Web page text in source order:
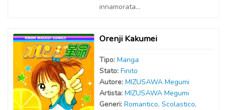
innamorata...
Orenji Kakumei
Tipo: Manga
Stato: Finito
Autore: MIZUSAWA Megumi
Artista: MIZUSAWA Megumi
Generi: Romantico, Scolastico,